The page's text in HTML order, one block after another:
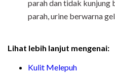
parah dan tidak kunjung
parah, urine berwarna
Lihat lebih lanjut mengenai:
Kulit Melepuh